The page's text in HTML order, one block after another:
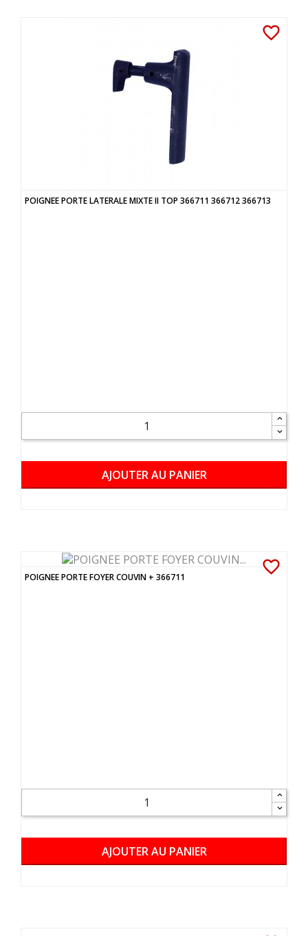
POIGNEE PORTE LATERALE MIXTE II TOP 366711 366712 366713
favorite_border
AJOUTER AU PANIER
POIGNEE PORTE FOYER COUVIN + 366711
favorite_border
AJOUTER AU PANIER